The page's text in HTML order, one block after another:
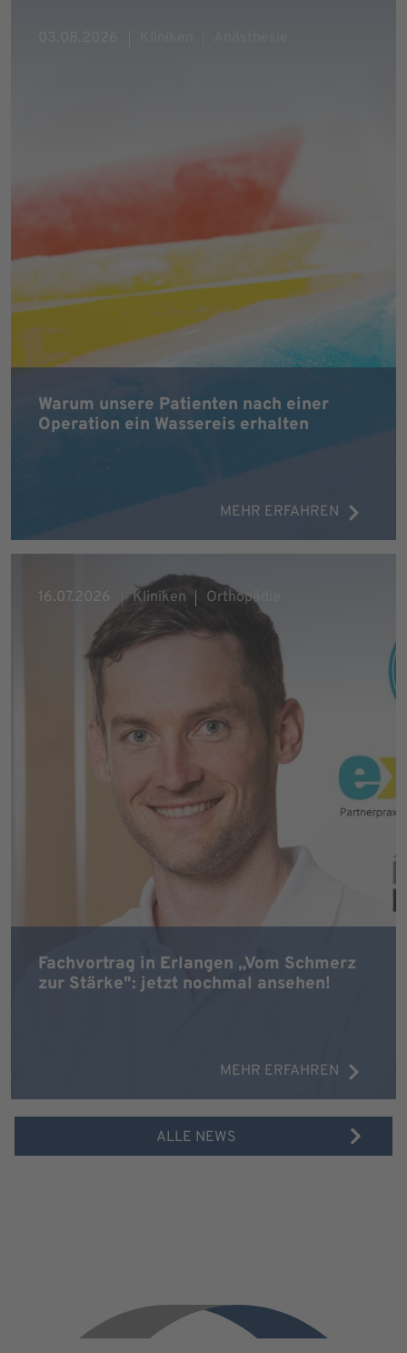
Warum unsere Patienten nach einer
Operation ein Wassereis erhalten
MEHR ERFAHREN
Fachvortrag in Erlangen „Vom Schmerz
zur Stärke": jetzt nochmal ansehen!
MEHR ERFAHREN
16.07.2026 Kliniken Orthopädie
ALLE NEWS